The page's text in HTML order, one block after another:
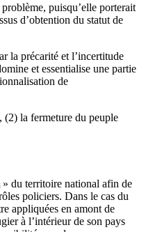
puisqu’elle porterait
d’obtention du statut de
la précarité et l’incertitude
et essentialise une partie
de
(2) la fermeture du peuple
» du territoire national afin de
policiers. Dans le cas du
appliquées en amont de
à l’intérieur de son pays